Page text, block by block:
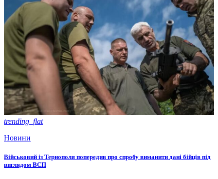
trending_flat
Новини
Військовий із Тернополя попередив про спробу виманити дані бійців під
виглядом ВСП